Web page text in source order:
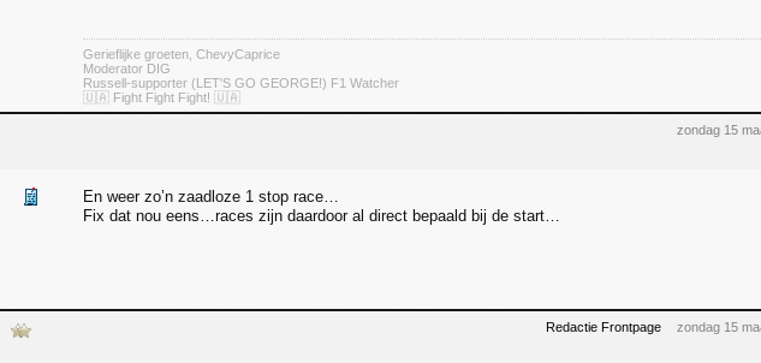
Gerieflijke groeten, ChevyCaprice
Moderator DIG
Russell-supporter (LET'S GO GEORGE!) F1 Watcher
🇺🇦 Fight Fight Fight! 🇺🇦
zondag 15
En weer zo’n zaadloze 1 stop race…
Fix dat nou eens…races zijn daardoor al direct bepaald bij de start…
Redactie Frontpage zondag 15